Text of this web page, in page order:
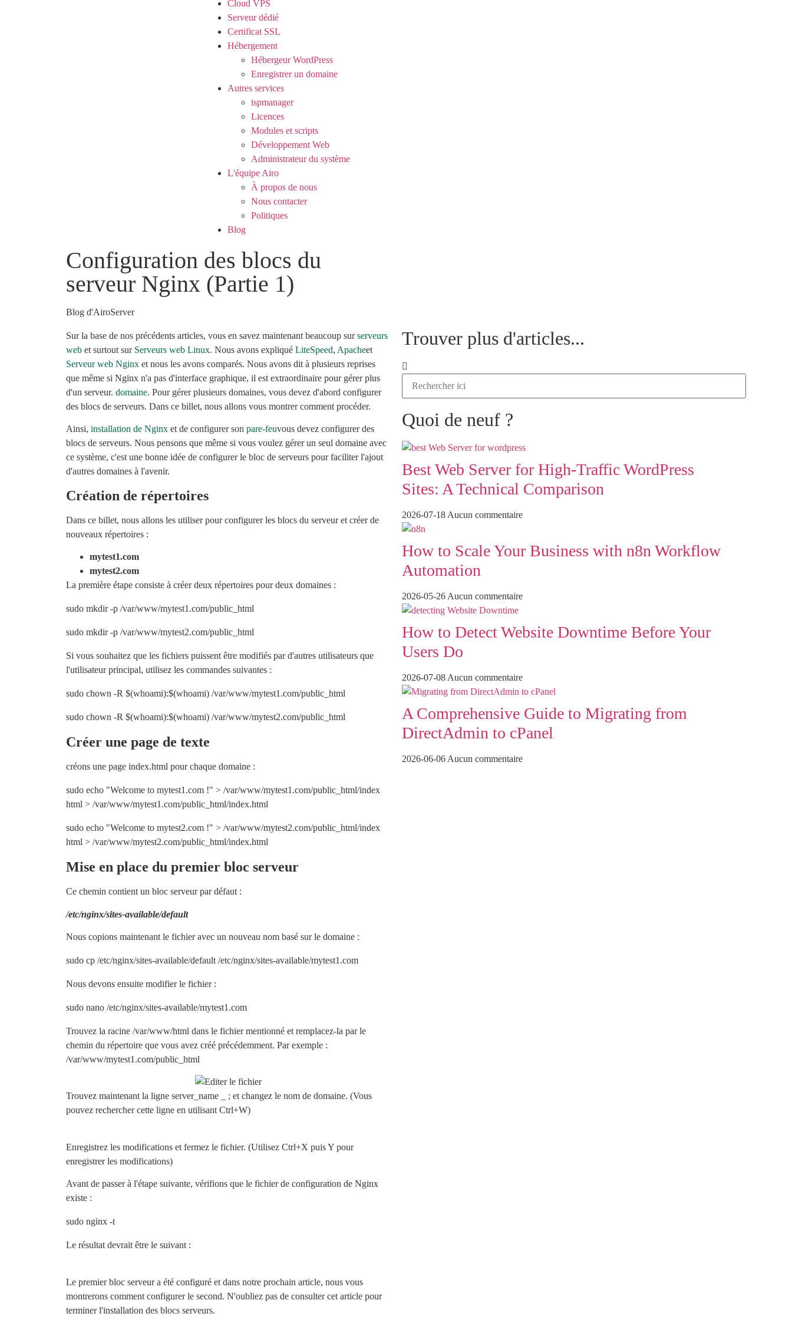
Cloud VPS
Serveur dédié
Certificat SSL
Hébergement
Hébergeur WordPress
Enregistrer un domaine
Autres services
ispmanager
Licences
Modules et scripts
Développement Web
Administrateur du système
L'équipe Airo
À propos de nous
Nous contacter
Politiques
Blog
Configuration des blocs du
serveur Nginx (Partie 1)
Blog d'AiroServer
Sur la base de nos précédents articles, vous en savez maintenant beaucoup surserveurs
web et surtout sur Serveurs web Linux. Nous avons expliqué LiteSpeed, Apacheet
Serveur web Nginx et nous les avons comparés. Nous avons dit à plusieurs reprises
que même si Nginx n'a pas d'interface graphique, il est extraordinaire pour gérer plus
d'un serveur. domaine. Pour gérer plusieurs domaines, vous devez d'abord configurer
des blocs de serveurs. Dans ce billet, nous allons vous montrer comment procéder.
Ainsi, installation de Nginx et de configurer son pare-feuvous devez configurer des
blocs de serveurs. Nous pensons que même si vous voulez gérer un seul domaine avec
ce système, c'est une bonne idée de configurer le bloc de serveurs pour faciliter l'ajout
d'autres domaines à l'avenir.
Création de répertoires
Dans ce billet, nous allons les utiliser pour configurer les blocs du serveur et créer de
nouveaux répertoires :
mytest1.com
mytest2.com
La première étape consiste à créer deux répertoires pour deux domaines :
sudo mkdir -p /var/www/mytest1.com/public_html
sudo mkdir -p /var/www/mytest2.com/public_html
Si vous souhaitez que les fichiers puissent être modifiés par d'autres utilisateurs que
l'utilisateur principal, utilisez les commandes suivantes :
sudo chown -R $(whoami):$(whoami) /var/www/mytest1.com/public_html
sudo chown -R $(whoami):$(whoami) /var/www/mytest2.com/public_html
Créer une page de texte
créons une page index.html pour chaque domaine :
sudo echo "Welcome to mytest1.com !" > /var/www/mytest1.com/public_html/index
html > /var/www/mytest1.com/public_html/index.html
sudo echo "Welcome to mytest2.com !" > /var/www/mytest2.com/public_html/index
html > /var/www/mytest2.com/public_html/index.html
Mise en place du premier bloc serveur
Ce chemin contient un bloc serveur par défaut :
/etc/nginx/sites-available/default
Nous copions maintenant le fichier avec un nouveau nom basé sur le domaine :
sudo cp /etc/nginx/sites-available/default /etc/nginx/sites-available/mytest1.com
Nous devons ensuite modifier le fichier :
sudo nano /etc/nginx/sites-available/mytest1.com
Trouvez la racine /var/www/html dans le fichier mentionné et remplacez-la par le
chemin du répertoire que vous avez créé précédemment. Par exemple :
/var/www/mytest1.com/public_html
Trouvez maintenant la ligne server_name _ ; et changez le nom de domaine. (Vous
pouvez rechercher cette ligne en utilisant Ctrl+W)
Enregistrez les modifications et fermez le fichier. (Utilisez Ctrl+X puis Y pour
enregistrer les modifications)
Avant de passer à l'étape suivante, vérifions que le fichier de configuration de Nginx
existe :
sudo nginx -t
Le résultat devrait être le suivant :
Le premier bloc serveur a été configuré et dans notre prochain article, nous vous
montrerons comment configurer le second. N'oubliez pas de consulter cet article pour
terminer l'installation des blocs serveurs.
Trouver plus d'articles...
Quoi de neuf ?
Best Web Server for High-Traffic WordPress
Sites: A Technical Comparison
2026-07-18 Aucun commentaire
How to Scale Your Business with n8n Workflow
Automation
2026-05-26 Aucun commentaire
How to Detect Website Downtime Before Your
Users Do
2026-07-08 Aucun commentaire
A Comprehensive Guide to Migrating from
DirectAdmin to cPanel
2026-06-06 Aucun commentaire